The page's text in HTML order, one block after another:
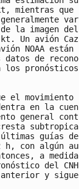
mientras
de la imagen
Un avión
NOAA
datos de
los
el
en la
general
guías de
h, con algún
a
del
y